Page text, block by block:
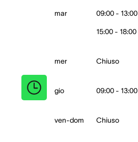
mar 09:00 - 13:00
15:00 - 18:00
mer Chiuso
gio 09:00 - 13:00
ven-dom Chiuso